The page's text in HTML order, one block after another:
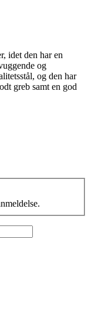
idet den har en
og
og den har
greb samt en god